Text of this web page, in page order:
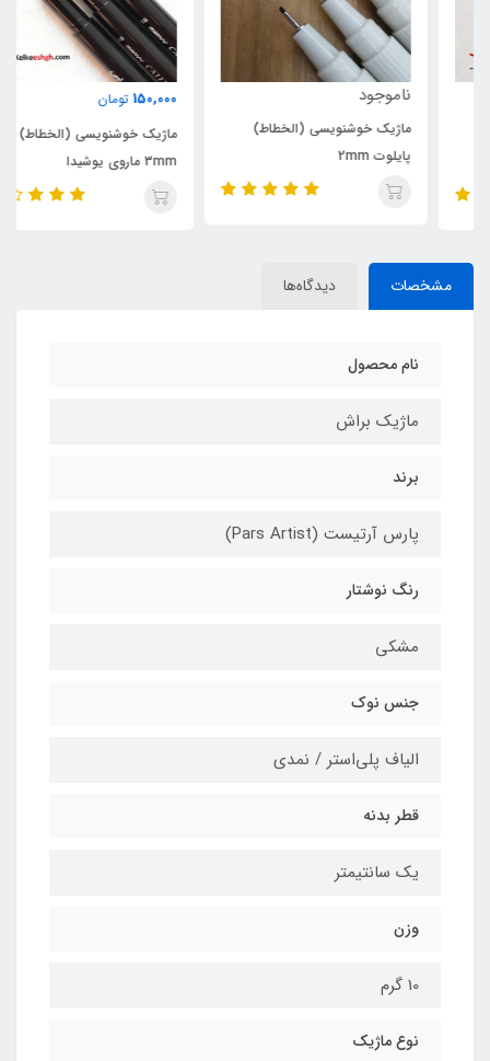
ناموجود
ماژیک خوشنویسی (الخطاط)
تومان
ماژیک خوشنویسی (الخطاط)
مشخصات دیدگاه‌ها
نام محصول
ماژیک براش
برند
پارس آرتیست (Pars Artist)
رنگ نوشتار
مشکی
جنس نوک
الیاف پلی‌استر / نمدی
قطر بدنه
یک سانتیمتر
وزن
10 گرم
نوع ماژیک